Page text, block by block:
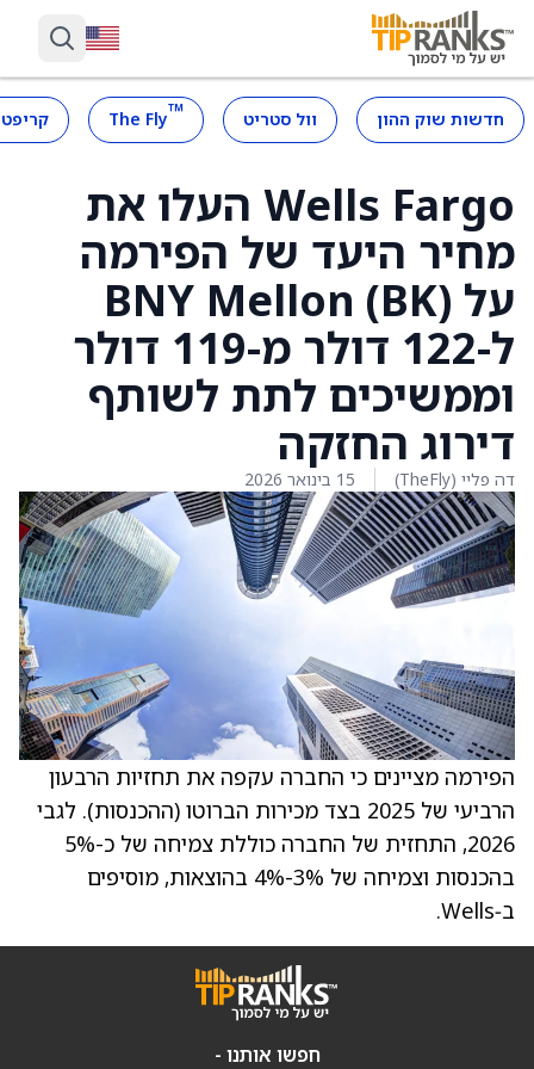
חדשות שוק ההון וול סטריט ™
The Fly
Wells Fargo העלו את
מחיר היעד של הפירמה
על BNY Mellon (BK)
ל-122 דולר מ-119 דולר
וממשיכים לתת לשותף
דירוג החזקה
דה פליי (TheFly) 15 בינואר 2026
הפירמה מציינים כי החברה עקפה את תחזיות הרבעון
הרביעי של 2025 בצד מכירות הברוטו (ההכנסות). לגבי
2026, התחזית של החברה כוללת צמיחה של כ-5%
בהכנסות וצמיחה של 3%-4% בהוצאות, מוסיפים
ב‑Wells.
חפשו אותנו -